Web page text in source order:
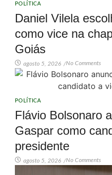
POLÍTICA
Daniel Vilela
como vice na
Goiás
agosto 5, 2026 /No Comments
POLÍTICA
Flávio Bolsonaro
Gaspar como
presidente
agosto 5, 2026 /No Comments